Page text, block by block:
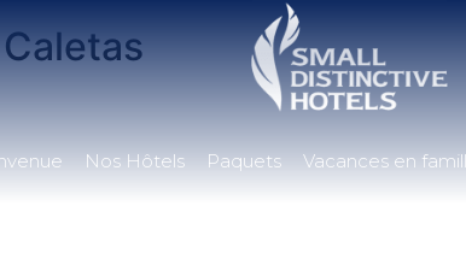
Nos Hôtels Paquets Vacances en